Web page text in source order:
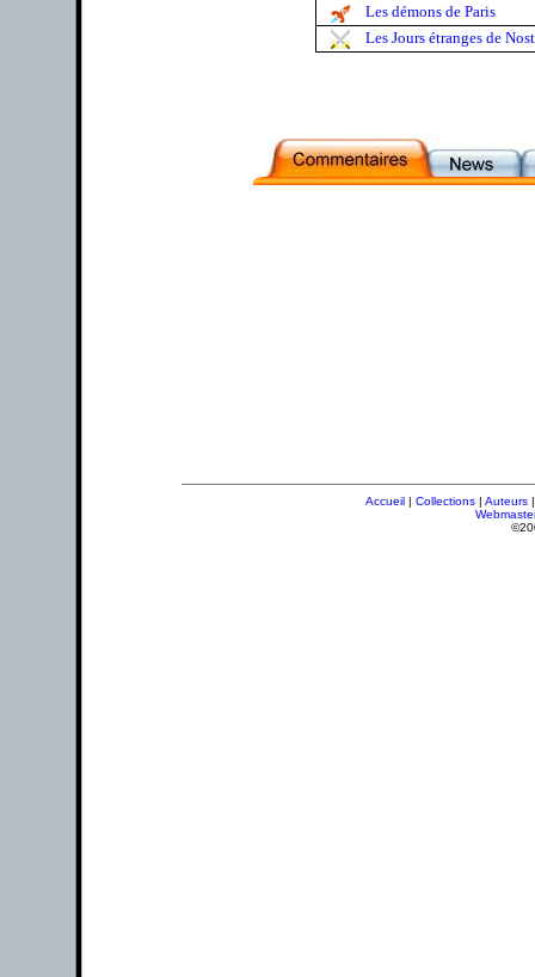
Les démons de Paris
Les Jours étranges de
Accueil | Collections | Auteurs